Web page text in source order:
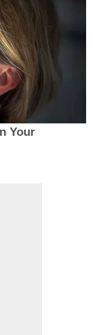
Your